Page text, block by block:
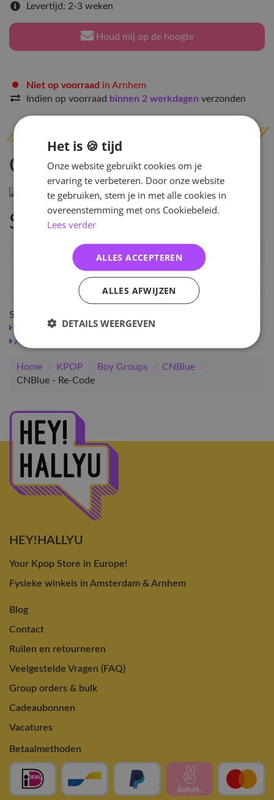
Levertijd: 2-3 weken
Houd mij op de hoogte
Niet op voorraad in Arnhem
Indien op voorraad binnen 2 werkdagen verzonden
Omschrijving
Specificaties
Artikelnummer
8804775152078
Shop meer
KPOP Boy Groups Albums
Albums
Home / KPOP / Boy Groups / CNBlue
/
CNBlue - Re-Code
HEY!HALLYU
Your Kpop Store in Europe!
Fysieke winkels in Amsterdam & Arnhem
Blog
Contact
Ruilen en retourneren
Veelgestelde Vragen (FAQ)
Group orders & bulk
Cadeaubonnen
Vacatures
Betaalmethoden
Het is 🍪 tijd
Onze website gebruikt cookies om je
ervaring te verbeteren. Door onze website
te gebruiken, stem je in met alle cookies in
overeenstemming met ons Cookiebeleid.
Lees verder
ALLES ACCEPTEREN
ALLES AFWIJZEN
DETAILS WEERGEVEN